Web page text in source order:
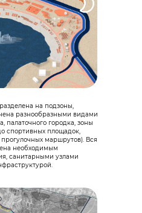
на подзоны,
разнообразными видами
палаточного городка, зоны
спортивных площадок,
маршрутов). Вся
необходимым
санитарными узлами